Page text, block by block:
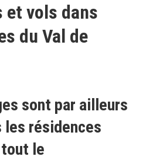
et vols dans
du Val de
sont par ailleurs
les résidences
le